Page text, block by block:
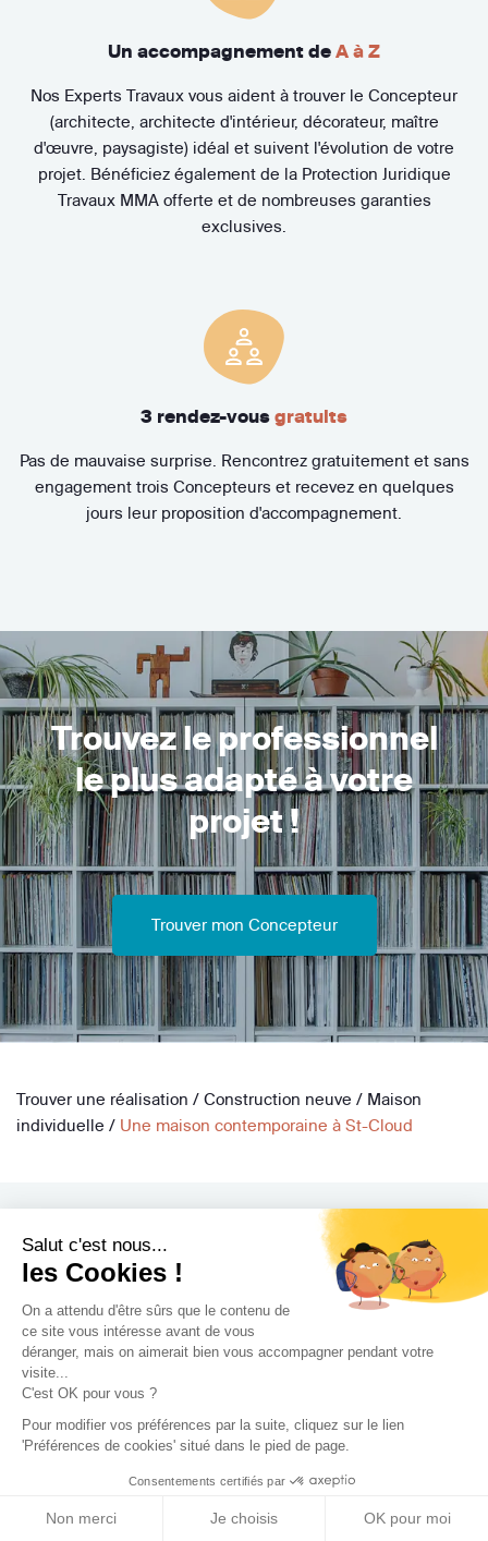
Salut c'est nous...
les Cookies !
On a attendu d'être sûrs que le contenu de
ce site vous intéresse avant de vous
déranger, mais on aimerait bien vous accompagner pendant votre
visite...
C'est OK pour vous ?
Pour modifier vos préférences par la suite, cliquez sur le lien
'Préférences de cookies' situé dans le pied de page.
Consentements certifiés par
Non merci Je choisis OK pour moi
Un accompagnement de A à Z
Nos Experts Travaux vous aident à trouver le Concepteur
(architecte, architecte d'intérieur, décorateur, maître
d'œuvre, paysagiste) idéal et suivent l'évolution de votre
projet. Bénéficiez également de la Protection Juridique
Travaux MMA offerte et de nombreuses garanties
exclusives.
3 rendez-vous gratuits
Pas de mauvaise surprise. Rencontrez gratuitement et sans
engagement trois Concepteurs et recevez en quelques
jours leur proposition d'accompagnement.
Trouvez le professionnel
le plus adapté à votre
projet !
Trouver mon Concepteur
Trouver une réalisation / Construction neuve / Maison
individuelle / Une maison contemporaine à St-Cloud
Archidvisor
À propos
Notre blog
Presse
Nos partenaires
Nous contacter
Politique de confidentialité